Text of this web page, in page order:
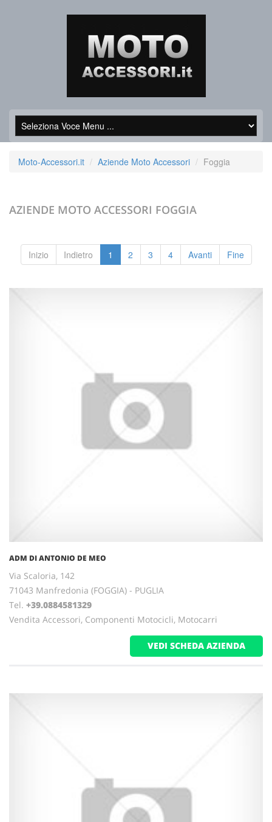
Moto-Accessori.it Aziende Moto Accessori Foggia
AZIENDE MOTO ACCESSORI FOGGIA
Inizio Indietro 1 2 3 4 Avanti Fine
ADM DI ANTONIO DE MEO
Via Scaloria, 142
71043 Manfredonia (FOGGIA) - PUGLIA
Tel. +39.0884581329
Vendita Accessori, Componenti Motocicli, Motocarri
VEDI SCHEDA AZIENDA